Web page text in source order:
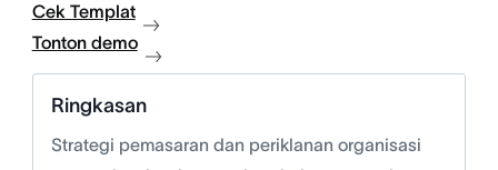
Cek Templat
Tonton demo
Ringkasan
Strategi pemasaran dan periklanan organisasi